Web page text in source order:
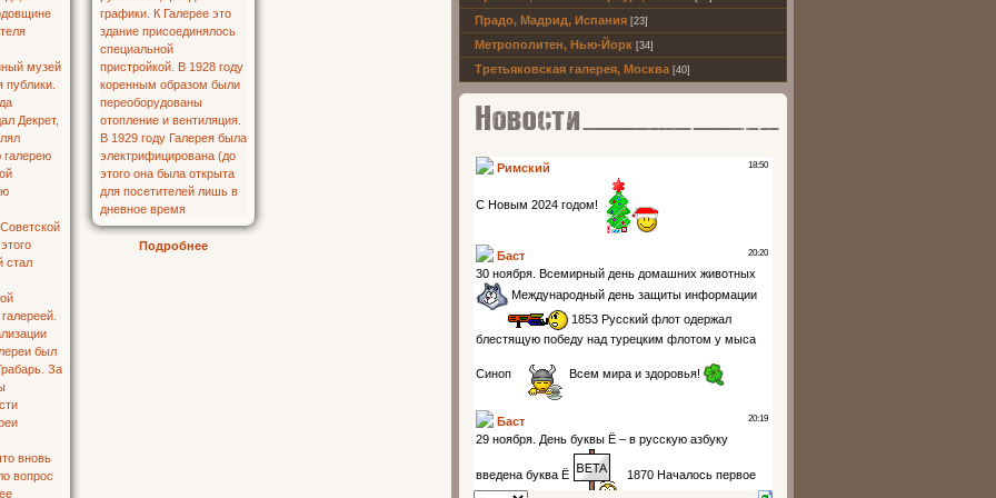
Прадо, Мадрид, Испания [23]
Метрополитен, Нью-Йорк [34]
Третьяковская галерея, Москва [40]
Новости партнеров
Подробнее